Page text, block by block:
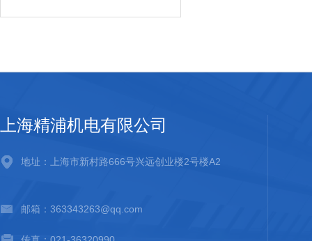
上海精浦机电有限公司
地址：上海市新村路666号兴远创业楼2号楼A2
邮箱：363343263@qq.com